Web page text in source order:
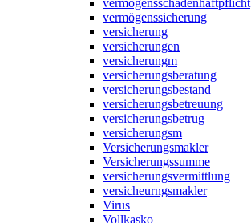
vermögensschadenhaftpflicht
vermögenssicherung
versicherung
versicherungen
versicherungm
versicherungsberatung
versicherungsbestand
versicherungsbetreuung
versicherungsbetrug
versicherungsm
Versicherungsmakler
Versicherungssumme
versicherungsvermittlung
versicheurngsmakler
Virus
Vollkasko